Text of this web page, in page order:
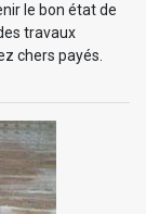
le bon état de
travaux
chers payés.